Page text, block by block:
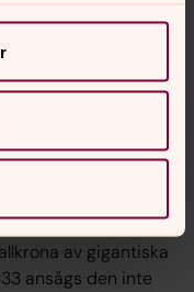
främre delen av
renovering fick
De är
av
av gigantiska
ansågs den inte